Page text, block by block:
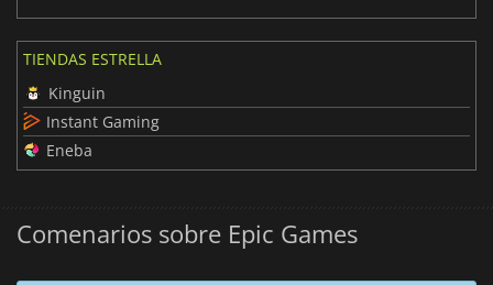
TIENDAS ESTRELLA
Kinguin
Instant Gaming
Eneba
Comenarios sobre Epic Games